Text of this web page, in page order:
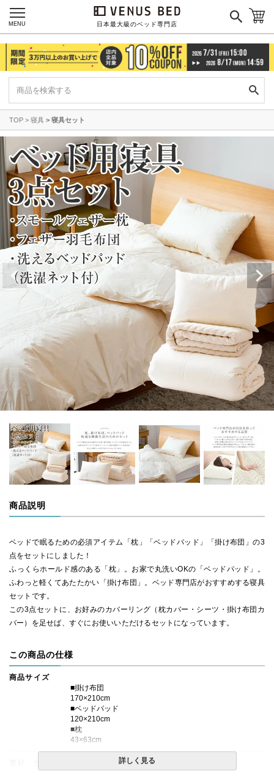
日本最大級のベッド専門店
MENU
TOP 寝具 寝具セット
商品説明
ベッドで眠るための必須アイテム「枕」「ベッドパッド」「掛け布団」の3
点をセットにしました！
ふっくらホールド感のある「枕」。お家で丸洗いOKの「ベッドパッド」。
ふわっと軽くてあたたかい「掛け布団」。ベッド専門店がおすすめする寝具
セットです。
この3点セットに、お好みのカバーリング（枕カバー・シーツ・掛け布団カ
バー）を足せば、すぐにお使いいただけるセットになっています。
この商品の仕様
商品サイズ
■掛け布団
170×210cm
■ベッドパッド
120×210cm
■枕
43×63cm
■掛け布団
詳しく見る